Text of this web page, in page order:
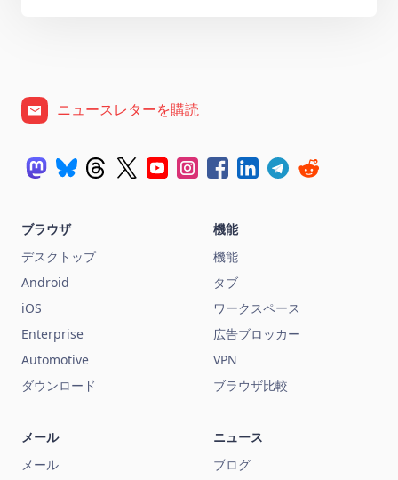
ニュースレターを購読
ブラウザ
デスクトップ
Android
iOS
Enterprise
Automotive
ダウンロード
機能
機能
タブ
ワークスペース
広告ブロッカー
VPN
ブラウザ比較
メール
メール
ニュース
ブログ